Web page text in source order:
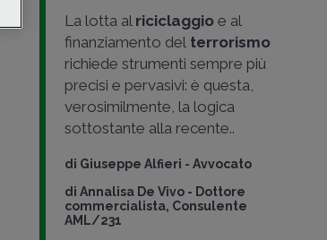
La lotta al riciclaggioe al
finanziamento delterrorismo
richiede strumenti sempre più
precisi e pervasivi: è questa,
verosimilmente, la logica
sottostante alla recente..
di Giuseppe Alfieri - Avvocato
di Annalisa De Vivo - Dottore
commercialista, Consulente
AML/231